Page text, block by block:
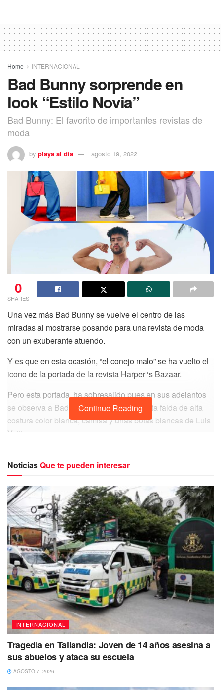
Home INTERNACIONAL
Bad Bunny sorprende en
look “Estilo Novia”
Bad Bunny: El favorito de importantes revistas de
moda
by playa al dia agosto 19, 2022
0
SHARES
Una vez más Bad Bunny se vuelve el centro de las
miradas al mostrarse posando para una revista de moda
con un exuberante atuendo.
Y es que en esta ocasión, “el conejo malo” se ha vuelto el
icono de la portada de la revista Harper ‘s Bazaar.
Pero esta portada, ha sobresalido pues en sus adelantos
se observa a Bad Bunny con una chaqueta falda de alta
costura color blanca, camisa y unas botas blancas de Luis
Vuitton.
de novia. Incluso Bad Bunny no dudó en llevar accesorios
como aretes y collar de Tiffany & Co.
Ante los múltiples comentarios que supuso desatarían las
fotografías de dicha portada, el cantante se adelantó
explicando; que usar ropa de mujer es algo que inició a
temprana edad al ir de compras junto a su madre en la
zona rural de Puerto Rico.
Incluso dijo: “recuerdo ver las piezas en la sección de
mujer y siempre me quedaba mucho mejor”.
Continue Reading
NoticiasQue te pueden interesar
INTERNACIONAL
Tragedia en Tailandia: Joven de 14 años asesina a
sus abuelos y ataca su escuela
AGOSTO 7, 2026